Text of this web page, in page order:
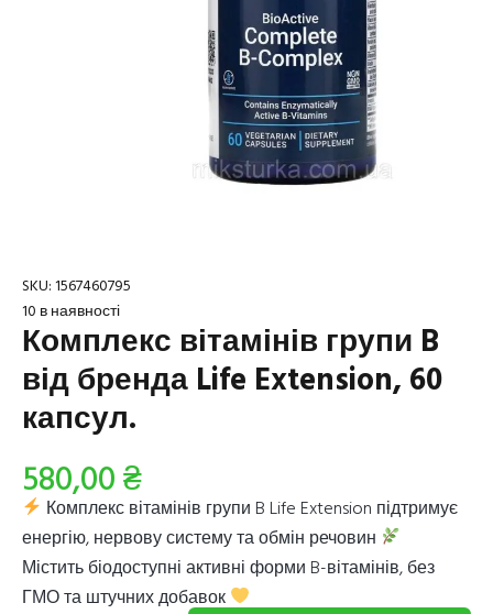
SKU:1567460795
10 в наявності
Комплекс вітамінів групи B
від бренда Life Extension, 60
капсул.
580,00₴
Комплекс вітамінів групи B Life Extension підтримує
енергію, нервову систему та обмін речовин
Містить біодоступні активні форми B-вітамінів, без
ГМО та штучних добавок